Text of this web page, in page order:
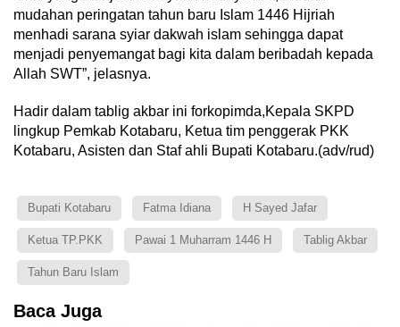
mudahan peringatan tahun baru Islam 1446 Hijriah
menhadi sarana syiar dakwah islam sehingga dapat
menjadi penyemangat bagi kita dalam beribadah kepada
Allah SWT”, jelasnya.
Hadir dalam tablig akbar ini forkopimda,Kepala SKPD
lingkup Pemkab Kotabaru, Ketua tim penggerak PKK
Kotabaru, Asisten dan Staf ahli Bupati Kotabaru.(adv/rud)
Bupati Kotabaru Fatma Idiana H Sayed Jafar
Ketua TP.PKK Pawai 1 Muharram 1446 H Tablig Akbar
Tahun Baru Islam
Baca Juga